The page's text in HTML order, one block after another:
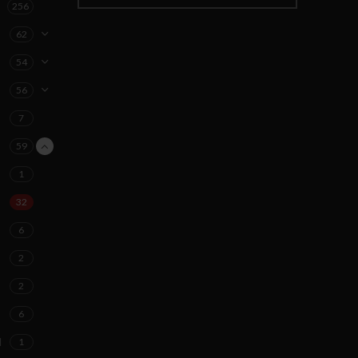
256
62
54
56
7
59
1
32
6
2
2
6
1